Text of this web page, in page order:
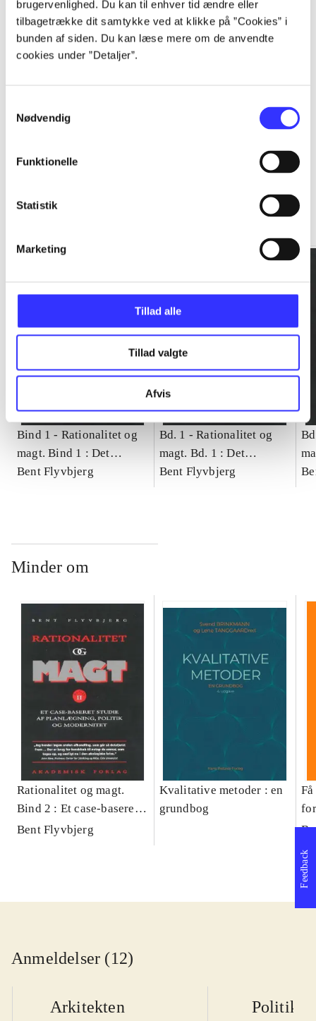
brugervenlighed. Du kan til enhver tid ændre eller
tilbagetrække dit samtykke ved at klikke på ”Cookies” i
bunden af siden. Du kan læse mere om de anvendte
cookies under ”Detaljer”.
Nødvendig
Funktionelle
Statistik
Marketing
Tillad alle
Tillad valgte
Afvis
...
Bind 1 - Rationalitet og
magt. Bind 1 : Det
konkretes videnskab
Bent Flyvbjerg
Bd. 1 -Rationalitet og
magt. Bd. 1 : Det
konkretes videnskab
Bent Flyvbjerg
Minder om
Rationalitet og magt.
Bind 2 : Et case-baseret
studie af planlægning,
Bent Flyvbjerg
Kvalitative metoder : en
grundbog
Anmeldelser (12)
Arkitekten Politiken
Feedback